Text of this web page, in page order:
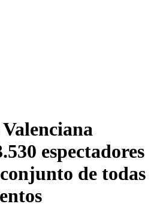
espectadores
de todas